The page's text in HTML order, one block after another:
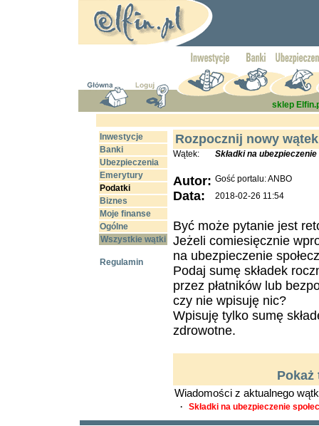
sklep
Inwestycje
Banki
Ubezpieczenia
Emerytury
Podatki
Biznes
Moje finanse
Ogólne
Wszystkie wątki
Regulamin
Rozpocznij nowy wątek
Wątek: Składki na
Autor: Gość portalu: ANBO
Data: 2018-02-26 11:54
Być może pytanie jest
Jeżeli comiesięcznie
na ubezpieczenie
Podaj sumę składek
przez płatników lub
czy nie wpisuję nic?
Wpisuję tylko sumę
zdrowotne.
Wiadomości z aktualnego
· Składki na ubezpieczenie